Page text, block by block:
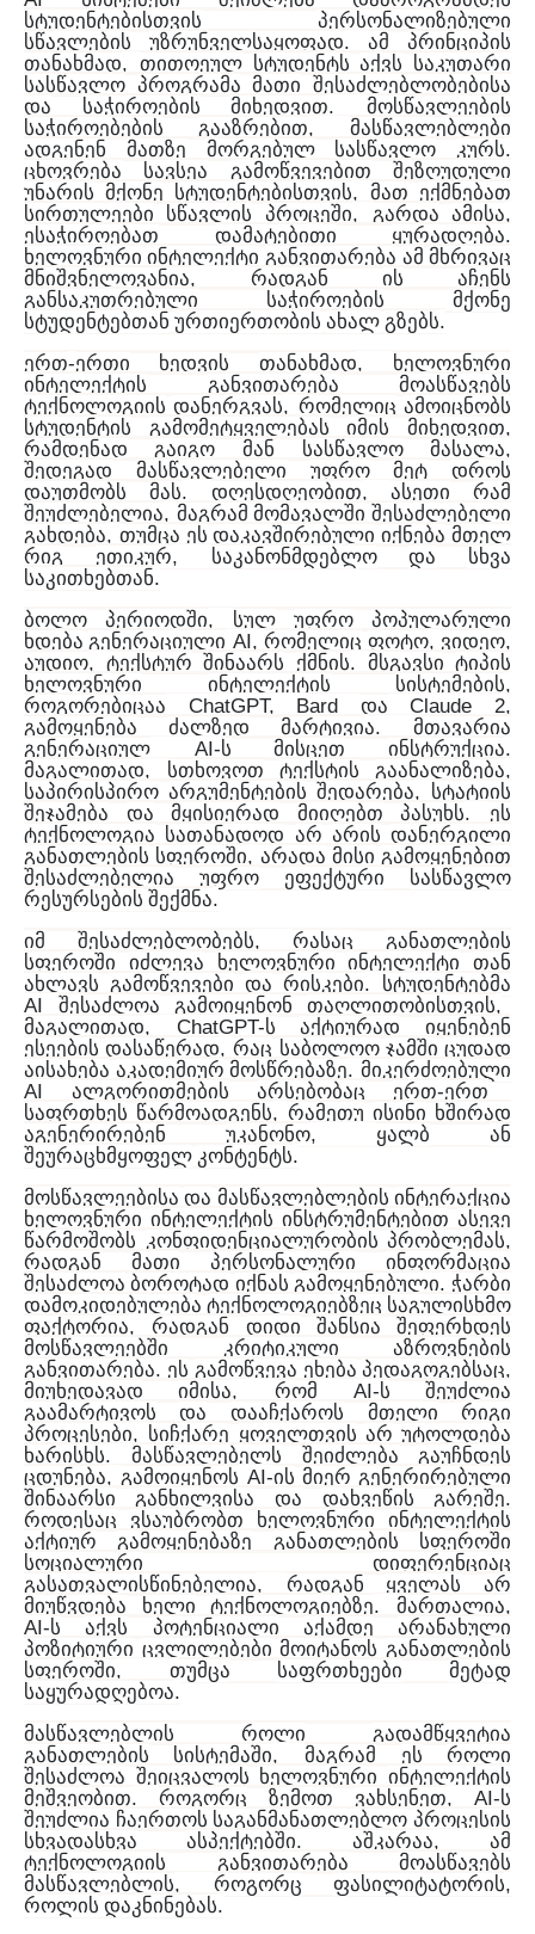
სტუდენტებისთვის
პერსონალიზებული
სწავლების
უზრუნველსაყოფად.ამ
პრინციპის
თანახმად, თითოეულ სტუდენტს აქვს საკუთარი
სასწავლო პროგრამა მათი შესაძლებლობებისა
და
საჭიროების მიხედვით.მოსწავლეების
საჭიროებების
გააზრებით,მასწავლებლები
ადგენენ
მათზე მორგებულ სასწავლო კურს.
ცხოვრება სავსეა გამოწვევებით
შეზღუდული
უნარის მქონე სტუდენტებისთვის,მათ ექმნებათ
სირთულეები
სწავლის პროცეში, გარდა ამისა,
ესაჭიროებათ დამატებითი ყურადღება.
ხელოვნური ინტელექტი განვითარება ამ მხრივაც
მნიშვნელოვანია, რადგან ის
აჩენს
განსაკუთრებული
საჭიროების
მქონე
სტუდენტებთან ურთიერთობის ახალ გზებს.
ერთ-ერთი ხედვის თანახმად, ხელოვნური
ინტელექტის
განვითარება
მოასწავებს
ტექნოლოგიის დანერგვას, რომელიც ამოიცნობს
სტუდენტის
გამომეტყველებას იმის მიხედვით,
რამდენად გაიგო მან სასწავლო მასალა,
შედეგად მასწავლებელი უფრო მეტ
დროს
დაუთმობს
მას. დღესდღეობით,ასეთი
რამ
შეუძლებელია, მაგრამ მომავალში შესაძლებელი
გახდება, თუმცა ეს დაკავშირებული იქნება მთელ
რიგ
ეთიკურ, საკანონმდებლო და
სხვა
საკითხებთან.
ბოლო პერიოდში, სულ უფრო
პოპულარული
ხდება გენერაციული AI,რომელიც ფოტო, ვიდეო,
აუდიო,ტექსტურ შინაარს ქმნის. მსგავსი ტიპის
ხელოვნური
ინტელექტის სისტემების,
როგორებიცაა ChatGPT, Bard და Claude 2,
გამოყენება ძალზედ მარტივია.მთავარია
გენერაციულAI-ს მისცეთ ინსტრუქცია.
მაგალითად, სთხოვოთ ტექსტის გაანალიზება,
საპირისპირო არგუმენტების შედარება, სტატიის
შეჯამება
და მყისიერად მიიღებთ პასუხს. ეს
ტექნოლოგია სათანადოდ არ არის დანერგილი
განათლების სფეროში, არადა მისი გამოყენებით
შესაძლებელია
უფრო ეფექტური
სასწავლო
რესურსების შექმნა.
იმ შესაძლებლობებს,რასაც
განათლების
სფეროში
იძლევა ხელოვნური ინტელექტი
თან
ახლავს გამოწვევები და რისკები. სტუდენტებმა
AI შესაძლოა გამოიყენონ თაღლითობისთვის,
მაგალითად, ChatGPT-ს აქტიურად
იყენებენ
ესეების დასაწერად,რაც საბოლოო ჯამში ცუდად
აისახება აკადემიურ მოსწრებაზე.მიკერძოებული
AI ალგორითმების არსებობაც ერთ-ერთ
საფრთხეს წარმოადგენს, რამეთუ ისინი ხშირად
აგენერირებენ
უკანონო, ყალბ
ან
შეურაცხმყოფელ კონტენტს.
მოსწავლეებისა და მასწავლებლების ინტერაქცია
ხელოვნური ინტელექტის ინსტრუმენტებით ასევე
წარმოშობს კონფიდენციალურობის პრობლემას,
რადგან მათი პერსონალური
ინფორმაცია
შესაძლოა ბოროტად იქნას გამოყენებული.ჭარბი
დამოკიდებულება ტექნოლოგიებზეც საგულისხმო
ფაქტორია,რადგან დიდი შანსია
შეფერხდეს
მოსწავლეებში
კრიტიკული
აზროვნების
განვითარება. ეს გამოწვევა ეხება პედაგოგებსაც,
მიუხედავად იმისა, რომ AI-ს
შეუძლია
გაამარტივოს
და დააჩქაროს მთელი
რიგი
პროცესები, სიჩქარე ყოველთვის არ უტოლდება
ხარისხს.მასწავლებელს შეიძლება
გაუჩნდეს
ცდუნება, გამოიყენოს AI-ის მიერ გენერირებული
შინაარსი
განხილვისა და დახვეწის გარეშე.
როდესაც ვსაუბრობთ ხელოვნური
ინტელექტის
აქტიურ
გამოყენებაზე განათლების
სფეროში
სოციალური
დიფერენციაც
გასათვალისწინებელია, რადგან ყველას
არ
მიუწვდება
ხელი ტექნოლოგიებზე.მართალია,
AI-ს აქვს პოტენციალი აქამდე
არანახული
პოზიტიური ცვლილებები მოიტანოს განათლების
სფეროში, თუმცა საფრთხეები
მეტად
საყურადღებოა.
მასწავლებლის როლი
გადამწყვეტია
განათლების
სისტემაში, მაგრამ ეს
როლი
შესაძლოა შეიცვალოს ხელოვნური ინტელექტის
მეშვეობით.როგორც ზემოთ ვახსენეთ, AI-ს
შეუძლია ჩაერთოს საგანმანათლებლო პროცესის
სხვადასხვა
ასპექტებში.აშკარაა,ამ
ტექნოლოგიის
განვითარება
მოასწავებს
მასწავლებლის, როგორც ფასილიტატორის,
როლის დაკნინებას.